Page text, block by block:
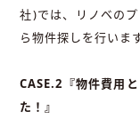
社)では、リノベの
ら物件探しを行います
CASE.2『物件費用
た！』